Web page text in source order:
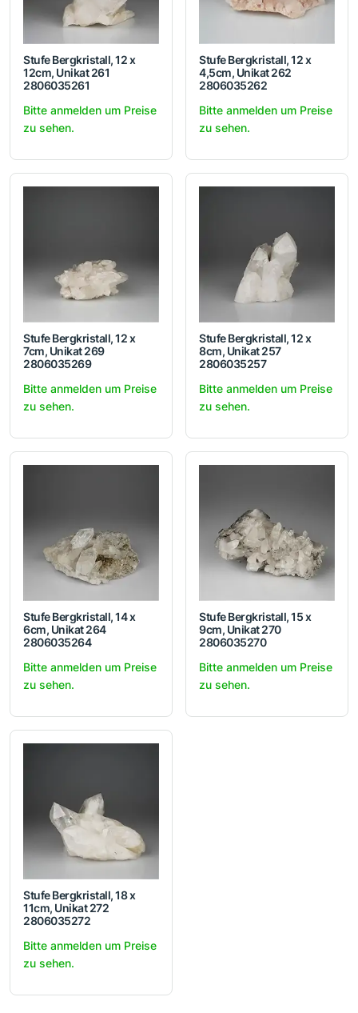
Stufe Bergkristall, 12 x
12cm, Unikat 261
2806035261
Bitte anmelden um Preise
zu sehen.
Stufe Bergkristall, 12 x
4,5cm, Unikat 262
2806035262
Bitte anmelden um Preise
zu sehen.
Stufe Bergkristall, 12 x
7cm, Unikat 269
2806035269
Bitte anmelden um Preise
zu sehen.
Stufe Bergkristall, 12 x
8cm, Unikat 257
2806035257
Bitte anmelden um Preise
zu sehen.
Stufe Bergkristall, 14 x
6cm, Unikat 264
2806035264
Bitte anmelden um Preise
zu sehen.
Stufe Bergkristall, 15 x
9cm, Unikat 270
2806035270
Bitte anmelden um Preise
zu sehen.
Stufe Bergkristall, 18 x
11cm, Unikat 272
2806035272
Bitte anmelden um Preise
zu sehen.